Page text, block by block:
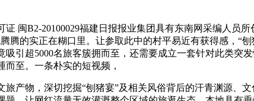
B2-20100029福建日报报业集团具有东南网采编人员所
腾的实正在糊口里。让参取此中的村平易近有获得感，“
引超5000名旅客簇拥而至，还需要成立一套针对此类突
至。一条朴实的短视频，
物，深切挖掘“刨猪宴”及相关风俗背后的汗青渊源、文